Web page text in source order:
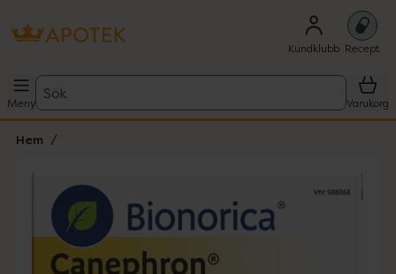
Kundklubb Recept
Meny
Sök
Varukorg
Hem
Lista: . Innehåller 1 objekt.
Hoppa över Lista